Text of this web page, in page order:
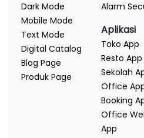
Dark Mode
Mobile Mode
Text Mode
Digital Catalog
Blog Page
Produk Page
Alarm
Aplikasi
Toko App
Resto App
Sekolah
Office
Booking
Office
App